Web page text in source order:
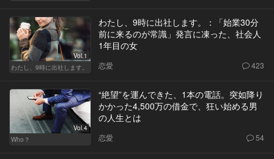
Vol.1
わたし、9時に出社します。
わたし、9時に出社します。：「始業30分
前に来るのが常識」発言に凍った、社会人
1年目の女
恋愛 423
Vol.4
Who？
“絶望”を運んできた、1本の電話。突如降り
かかった4,500万の借金で、狂い始める男
の人生とは
恋愛 54